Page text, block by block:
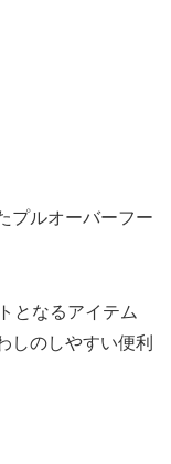
プルオーバーフー
となるアイテム
しのしやすい便利